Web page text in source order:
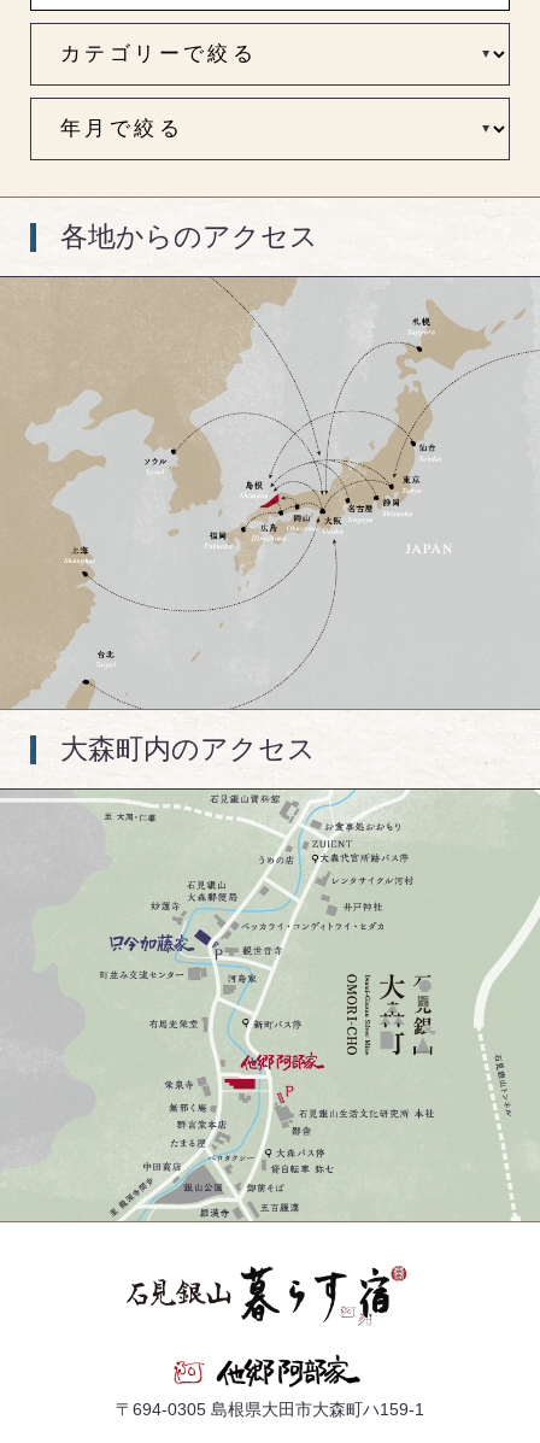
各地からのアクセス
大森町内のアクセス
〒694-0305 島根県大田市大森町ハ159-1